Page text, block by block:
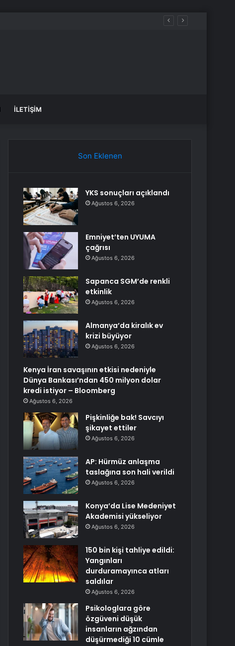
İLETIŞIM
Son Eklenen
YKS sonuçları açıklandı
Ağustos 6, 2026
Emniyet’ten UYUMA
çağrısı
Ağustos 6, 2026
Sapanca SGM’de renkli
etkinlik
Ağustos 6, 2026
Almanya’da kiralık ev
krizi büyüyor
Ağustos 6, 2026
Kenya İran savaşının etkisi nedeniyle
Dünya Bankası’ndan 450 milyon dolar
kredi istiyor – Bloomberg
Ağustos 6, 2026
Pişkinliğe bak! Savcıyı
şikayet ettiler
Ağustos 6, 2026
AP: Hürmüz anlaşma
taslağına son hali verildi
Ağustos 6, 2026
Konya’da Lise Medeniyet
Akademisi yükseliyor
Ağustos 6, 2026
150 bin kişi tahliye edildi:
Yangınları
durduramayınca atları
saldılar
Ağustos 6, 2026
Psikologlara göre
özgüveni düşük
insanların ağzından
düşürmediği 10 cümle